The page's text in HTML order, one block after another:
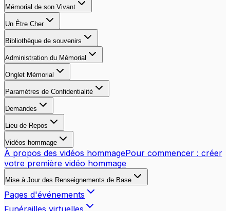
Mémorial de son Vivant
Un Être Cher
Bibliothèque de souvenirs
Administration du Mémorial
Onglet Mémorial
Paramètres de Confidentialité
Demandes
Lieu de Repos
Vidéos hommage
À propos des vidéos hommagePour commencer : créer
votre première vidéo hommage
Mise à Jour des Renseignements de Base
Pages d'événements
Funérailles virtuelles